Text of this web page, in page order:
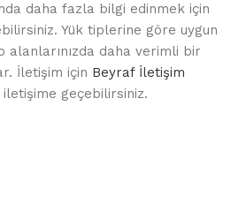
daha fazla bilgi edinmek için
Yük tiplerine göre uygun
alanlarınızda daha verimli bir
İletişim için Beyraf İletişim
geçebilirsiniz.